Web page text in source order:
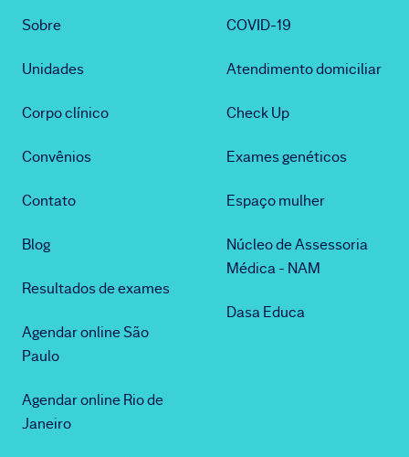
Sobre
Unidades
Corpo clínico
Convênios
Contato
Blog
Resultados de exames
Agendar online São
Paulo
Agendar online Rio de
Janeiro
COVID-19
Atendimento domiciliar
Check Up
Exames genéticos
Espaço mulher
Núcleo de Assessoria
Médica - NAM
Dasa Educa